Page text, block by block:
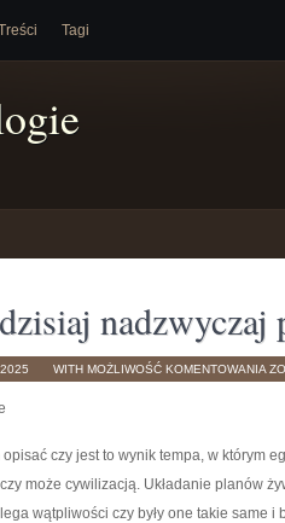
Tagi
nadzwyczaj
WITH MOŻLIWOŚĆ KOMENTOWANIA
czy jest to wynik tempa, w którym
może cywilizacją. Układanie planów
wątpliwości czy były one takie same i